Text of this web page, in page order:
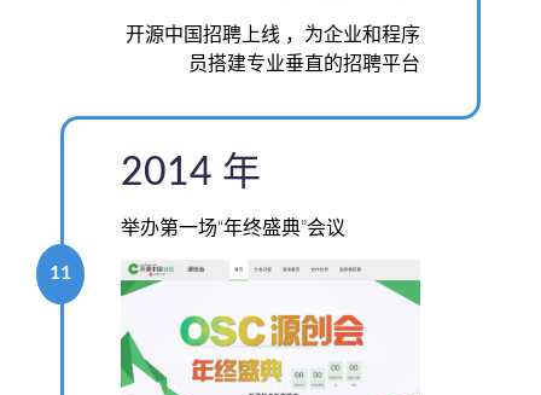
开源中国招聘上线 ，为企业和程序
员搭建专业垂直的招聘平台
11
2014 年
举办第一场“年终盛典”会议